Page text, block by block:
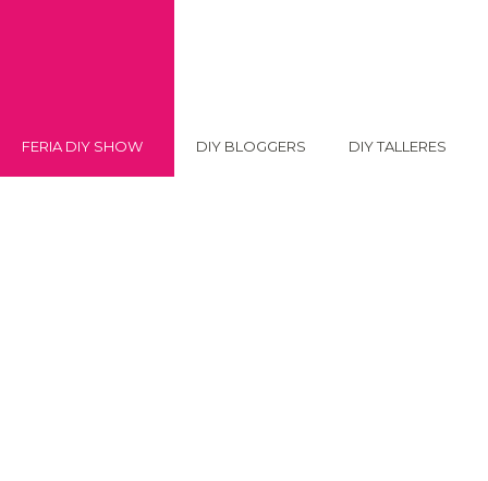
FERIA DIY SHOW DIY BLOGGERS DIY TALLERES